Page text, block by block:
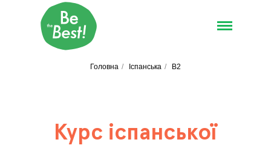
Головна / Іспанська / B2
Курс іспанської